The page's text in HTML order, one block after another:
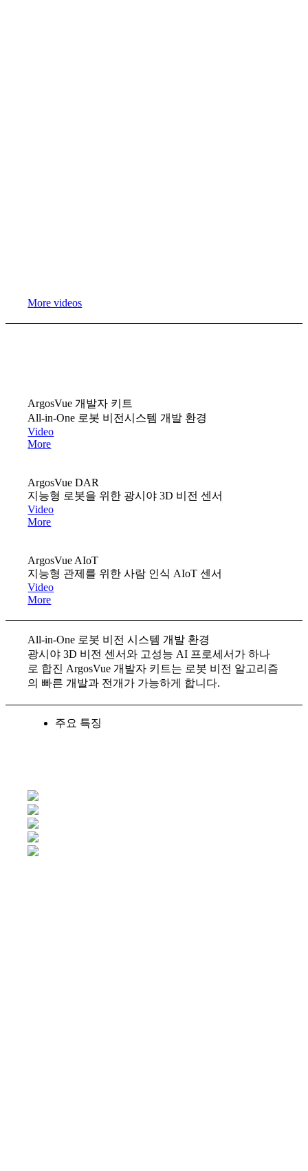
More videos
ArgosVue 개발자 키트
All-in-One 로봇 비전시스템 개발 환경
Video
More
ArgosVue DAR
지능형 로봇을 위한 광시야 3D 비전 센서
Video
More
ArgosVue AIoT
지능형 관제를 위한 사람 인식 AIoT 센서
Video
More
All-in-One 로봇 비전 시스템 개발 환경
광시야 3D 비전 센서와 고성능 AI 프로세서가 하나
로 합진 ArgosVue 개발자 키트는 로봇 비전 알고리즘
의 빠른 개발과 전개가 가능하게 합니다.
주요 특징